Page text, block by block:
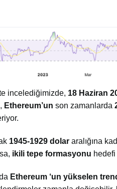
incelediğimizde, 18 Haziran
Ethereum’un son zamanlarda
1945-1929 dolar aralığına
ikili tepe formasyonu
Ethereum ‘un yükselen